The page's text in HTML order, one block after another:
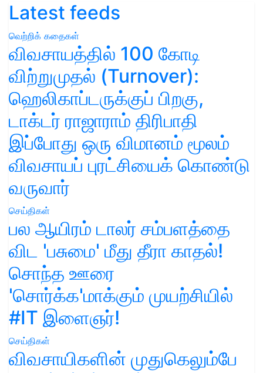
Latest feeds
வெற்றிக் கதைகள்
விவசாயத்தில் 100 கோடி
விற்றுமுதல் (Turnover):
ஹெலிகாப்டருக்குப் பிறகு,
டாக்டர் ராஜாராம் திரிபாதி
இப்போது ஒரு விமானம் மூலம்
விவசாயப் புரட்சியைக் கொண்டு
வருவார்
செய்திகள்
பல ஆயிரம் டாலர் சம்பளத்தை
விட 'பசுமை' மீது தீரா காதல்!
சொந்த ஊரை
'சொர்க்க'மாக்கும் முயற்சியில்
#IT இளைஞர்!
செய்திகள்
விவசாயிகளின் முதுகெலும்பே